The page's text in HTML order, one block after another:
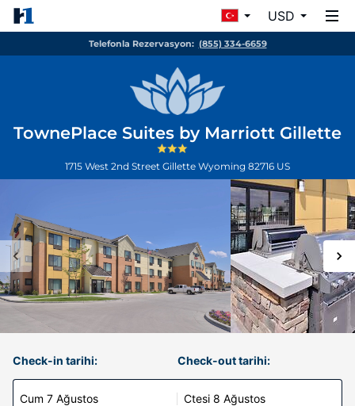
USD
Telefonla Rezervasyon: (855) 334-6659
TownePlace Suites by Marriott Gillette
1715 West 2nd Street Gillette Wyoming 82716 US
Check-in tarihi:
Cum 7 Ağustos
Check-out tarihi:
Ctesi 8 Ağustos